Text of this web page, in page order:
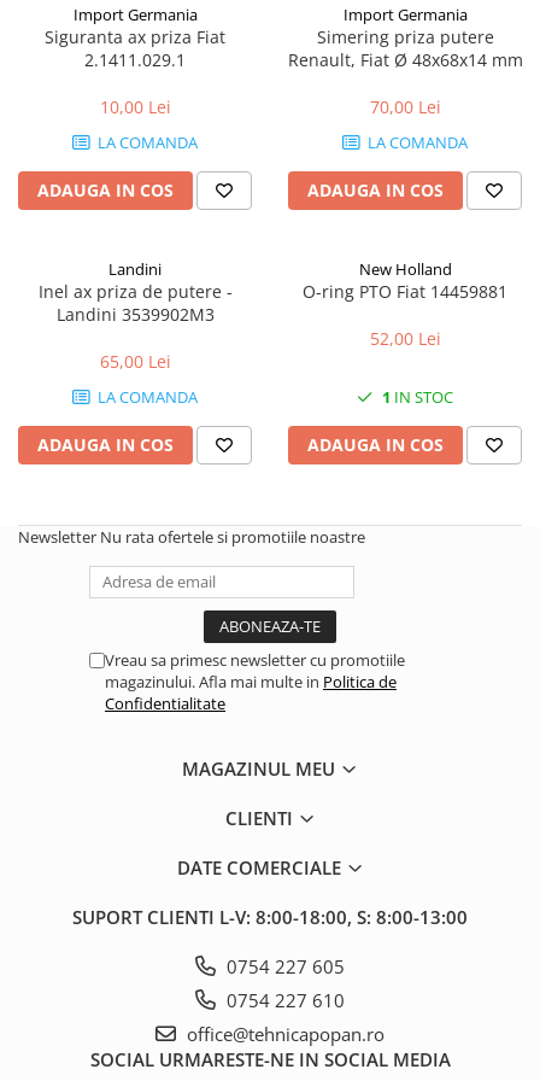
1.5.3. Garnituri
1.5.4. Piese de schimb pentru
motor si accesorii
1.5.5. Pistoane & camasi piston
1.5.7. Filtre
1.5.9. Chiulasa si supape
1.5.10. Distributie si accesorii
1.6.1. Acumulatori
1.6.2. Alternatoare
1.6.3. Instalații de Iluminat
1.6.4. Demaroare
1.6.8. Echipamente & aparate de
1.7. Sisteme de franare
1.7.1 Cablu frana
2.4.3. Prese de Balotat
2.4.4. Combine
2.4.5. Diverse
2.5. Zootehnie
2.5.1. Adapatori
2.5.2. Garduri electrice
2.5.3 Accesorii animale
malaxoare furaje
BCS
2.6. Incarcatoare frontale
2.6.1. Echipamente atasabile
2.7.3. Accesorii
Încălțăminte
de transport
3.9.1. Roti din cauciuc
Import Germania
Siguranta ax priza Fiat
2.1411.029.1
10,00 Lei
LA COMANDA
ADAUGA IN COS
Import Germania
Simering priza putere
Renault, Fiat Ø 48x68x14 mm
70,00 Lei
LA COMANDA
ADAUGA IN COS
Landini
Inel ax priza de putere -
Landini 3539902M3
65,00 Lei
LA COMANDA
ADAUGA IN COS
New Holland
O-ring PTO Fiat 14459881
52,00 Lei
1 IN STOC
ADAUGA IN COS
Newsletter Nu rata ofertele si promotiile noastre
Vreau sa primesc newsletter cu promotiile
magazinului. Afla mai multe in Politica de
Confidentialitate
MAGAZINUL MEU
CLIENTI
DATE COMERCIALE
SUPORT CLIENTI L-V: 8:00-18:00, S: 8:00-13:00
0754 227 605
0754 227 610
office@tehnicapopan.ro
SOCIAL URMARESTE-NE IN SOCIAL MEDIA